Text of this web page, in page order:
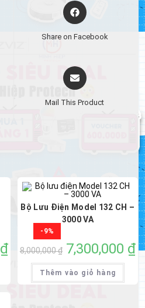
Opens
in
Share on Facebook
Opens
in
Mail This Product
₫Giá
hiện
6,900,000 ₫.
-9%
Bộ Lưu Điện Model 132 CH –
3000 VA
8,000,000₫
Giá
gốc
là:
8,000,000 ₫.
7,300,000 ₫
Thêm vào giỏ hàng